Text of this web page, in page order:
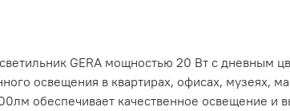
GERA мощностью 20 Вт с дневным
освещения в квартирах, офисах, музеях,
обеспечивает качественное освещение